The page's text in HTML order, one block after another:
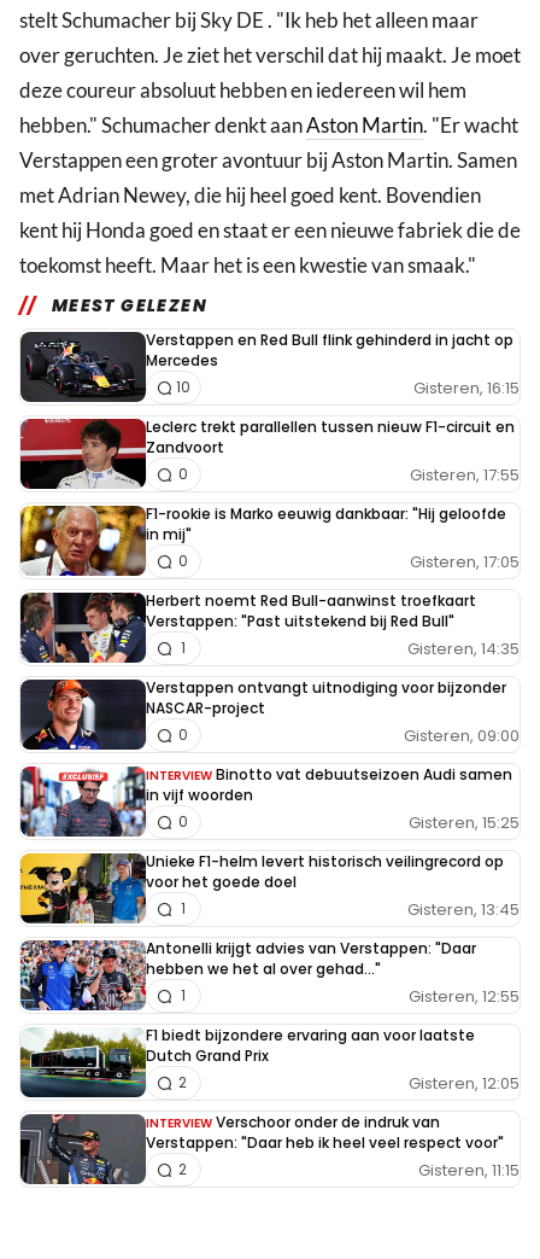
stelt Schumacher bij Sky DE . "Ik heb het alleen maar
over geruchten. Je ziet het verschil dat hij maakt. Je moet
deze coureur absoluut hebben en iedereen wil hem
hebben." Schumacher denkt aanAston Martin. "Er wacht
Verstappen een groter avontuur bij Aston Martin. Samen
met Adrian Newey, die hij heel goed kent. Bovendien
kent hij Honda goed en staat er een nieuwe fabriek die de
toekomst heeft. Maar het is een kwestie van smaak."
MEEST GELEZEN
Verstappen en Red Bull flink gehinderd in jacht op
Mercedes
Gisteren, 16:15
10
Leclerc trekt parallellen tussen nieuw F1-circuit en
Zandvoort
Gisteren, 17:55
0
F1-rookie is Marko eeuwig dankbaar: "Hij geloofde
in mij"
Gisteren, 17:05
0
Herbert noemt Red Bull-aanwinst troefkaart
Verstappen: "Past uitstekend bij Red Bull"
Gisteren, 14:35
1
Verstappen ontvangt uitnodiging voor bijzonder
NASCAR-project
Gisteren, 09:00
0
INTERVIEW Binotto vat debuutseizoen Audi samen
in vijf woorden
Gisteren, 15:25
0
Unieke F1-helm levert historisch veilingrecord op
voor het goede doel
Gisteren, 13:45
1
Antonelli krijgt advies van Verstappen: "Daar
hebben we het al over gehad..."
Gisteren, 12:55
1
F1 biedt bijzondere ervaring aan voor laatste
Dutch Grand Prix
Gisteren, 12:05
2
INTERVIEW Verschoor onder de indruk van
Verstappen: "Daar heb ik heel veel respect voor"
Gisteren, 11:15
2